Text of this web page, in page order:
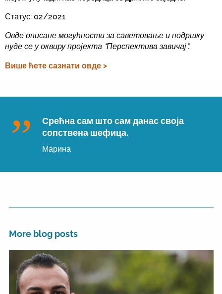
Статус: 02/2021
Овде описане могућности за саветовање и подршку
нуде се у оквиру пројекта "Перспектива завичај".
Више ћете сазнати овде >
Срећна сам што сам данас своја
сопствена шефица.
Марина
More blog posts